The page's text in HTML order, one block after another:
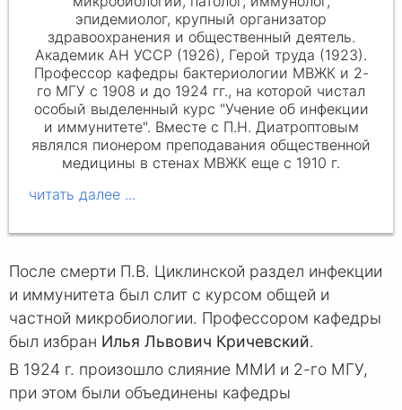
эпидемиолог, крупный организатор
здравоохранения и общественный деятель.
Академик АН УССР (1926), Герой труда (1923).
Профессор кафедры бактериологии МВЖК и 2-
го МГУ с 1908 и до 1924 гг., на которой чистал
особый выделенный курс "Учение об инфекции
и иммунитете". Вместе с П.Н. Диатроптовым
являлся пионером преподавания общественной
медицины в стенах МВЖК еще с 1910 г.
После смерти П.В. Циклинской раздел инфекции
и иммунитета был слит с курсом общей и
частной микробиологии. Профессором кафедры
был избран Илья Львович Кричевский.
В 1924 г. произошло слияние ММИ и 2-го МГУ,
при этом были объединены кафедры